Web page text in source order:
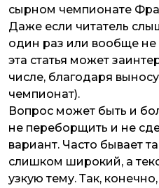
сырном чемпионате
Даже если читатель
один раз или вообще
эта статья может
числе, благодаря
чемпионат).
Вопрос может быть и
не переборщить и не
вариант. Часто бывает
слишком широкий, а
узкую тему. Так,